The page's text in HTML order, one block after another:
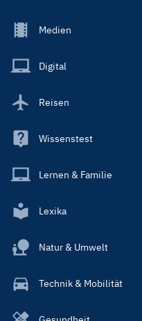
Footer
Main
Medien
Digital
Reisen
Wissenstest
Lernen & Familie
Lexika
Natur & Umwelt
Technik & Mobilität